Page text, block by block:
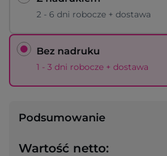
2 - 6 dni robocze + dostawa
Bez nadruku
1 - 3 dni robocze + dostawa
Podsumowanie
Wartość netto: